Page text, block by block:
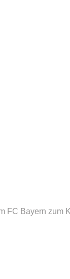
FC Bayern zum